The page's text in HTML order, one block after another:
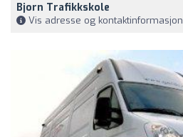
Bjorn Trafikkskole
Vis adresse og kontaktinformasjon